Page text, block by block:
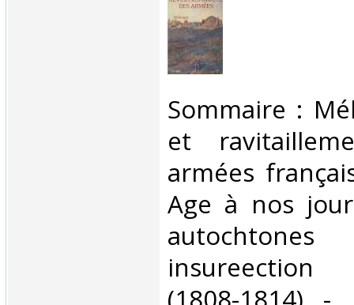
‎Sommaire :
et
armées
Age à nos
insureection